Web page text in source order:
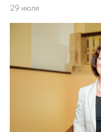
29 июля